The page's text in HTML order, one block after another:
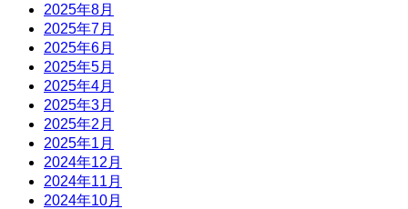
2025年8月
2025年7月
2025年6月
2025年5月
2025年4月
2025年3月
2025年2月
2025年1月
2024年12月
2024年11月
2024年10月